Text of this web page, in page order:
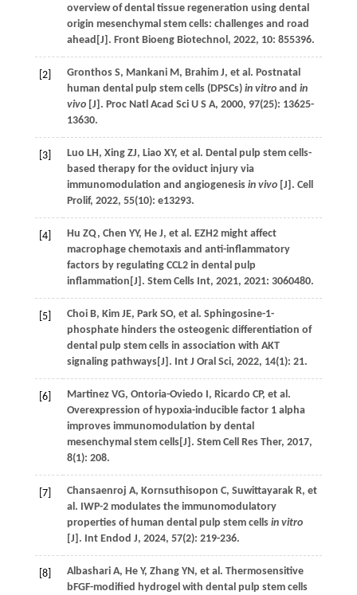
overview of dental tissue regeneration using dental
origin mesenchymal stem cells: challenges and road
ahead[J]. Front Bioeng Biotechnol, 2022, 10: 855396.
[2] Gronthos S, Mankani M, Brahim J, et al. Postnatal
human dental pulp stem cells (DPSCs) in vitroand in
vivo[J]. Proc Natl Acad Sci U S A, 2000, 97(25): 13625-
13630.
[3] Luo LH, Xing ZJ, Liao XY, et al. Dental pulp stem cells-
based therapy for the oviduct injury via
immunomodulation and angiogenesis in vivo[J]. Cell
Prolif, 2022, 55(10): e13293.
[4] Hu ZQ, Chen YY, He J, et al. EZH2 might affect
macrophage chemotaxis and anti-inflammatory
factors by regulating CCL2 in dental pulp
inflammation[J]. Stem Cells Int, 2021, 2021: 3060480.
[5] Choi B, Kim JE, Park SO, et al. Sphingosine-1-
phosphate hinders the osteogenic differentiation of
dental pulp stem cells in association with AKT
signaling pathways[J]. Int J Oral Sci, 2022, 14(1): 21.
[6] Martinez VG, Ontoria-Oviedo I, Ricardo CP, et al.
Overexpression of hypoxia-inducible factor 1 alpha
improves immunomodulation by dental
mesenchymal stem cells[J]. Stem Cell Res Ther, 2017,
8(1): 208.
[7] Chansaenroj A, Kornsuthisopon C, Suwittayarak R, et
al. IWP-2 modulates the immunomodulatory
properties of human dental pulp stem cells in vitro
[J]. Int Endod J, 2024, 57(2): 219-236.
[8] Albashari A, He Y, Zhang YN, et al. Thermosensitive
bFGF-modified hydrogel with dental pulp stem cells